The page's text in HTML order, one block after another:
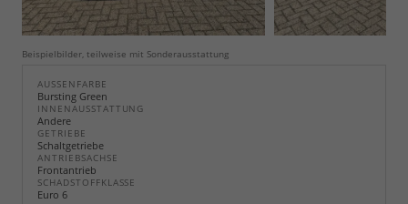
Beispielbilder, teilweise mit Sonderausstattung
AUSSENFARBE
Bursting Green
INNENAUSSTATTUNG
Andere
GETRIEBE
Schaltgetriebe
ANTRIEBSACHSE
Frontantrieb
SCHADSTOFFKLASSE
Euro 6